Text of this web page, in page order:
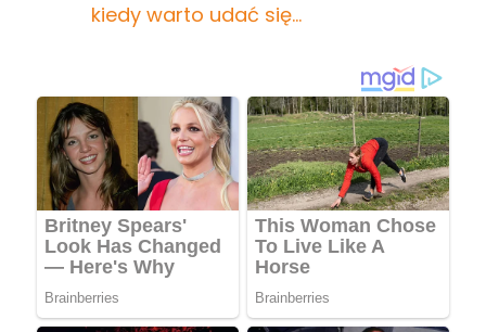
kiedy warto udać się…